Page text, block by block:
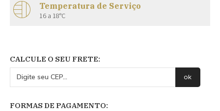
Temperatura de Serviço
16 a 18°C
CALCULE O SEU FRETE:
FORMAS DE PAGAMENTO: